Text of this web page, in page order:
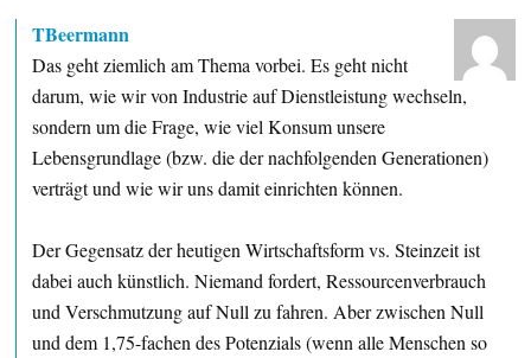
TBeermann
Das geht ziemlich am Thema vorbei. Es geht nicht
darum, wie wir von Industrie auf Dienstleistung wechseln,
sondern um die Frage, wie viel Konsum unsere
Lebensgrundlage (bzw. die der nachfolgenden Generationen)
verträgt und wie wir uns damit einrichten können.
Der Gegensatz der heutigen Wirtschaftsform vs. Steinzeit ist
dabei auch künstlich. Niemand fordert, Ressourcenverbrauch
und Verschmutzung auf Null zu fahren. Aber zwischen Null
und dem 1,75-fachen des Potenzials (wenn alle Menschen so